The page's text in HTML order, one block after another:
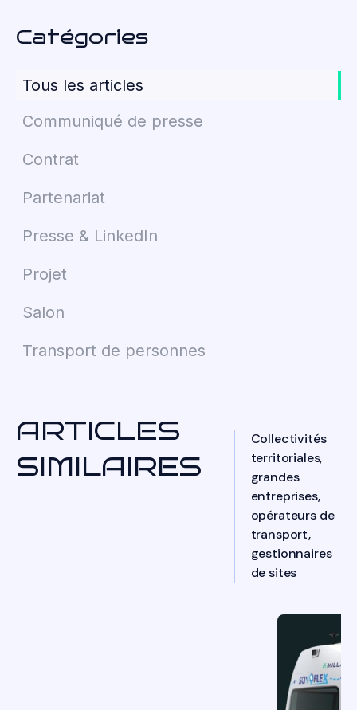
Catégories
Tous les articles
Communiqué de presse
Contrat
Partenariat
Presse & LinkedIn
Projet
Salon
Transport de personnes
ARTICLES
SIMILAIRES
Collectivités
territoriales,
grandes
entreprises,
opérateurs de
transport,
gestionnaires
de sites